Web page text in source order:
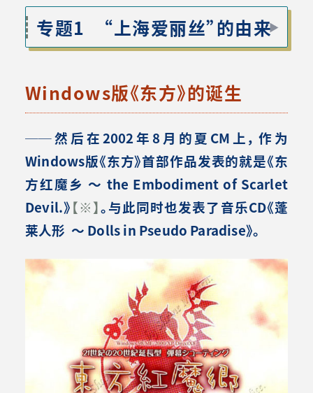
专题1 “上海爱丽丝”的由来
Windows版《东方》的诞生
──然后在2002年8月的夏CM上，作为
Windows版《东方》首部作品发表的就是《东
方红魔乡 ～ the Embodiment of Scarlet
Devil.》【※】。与此同时也发表了音乐CD《蓬
莱人形 ～ Dolls in Pseudo Paradise》。